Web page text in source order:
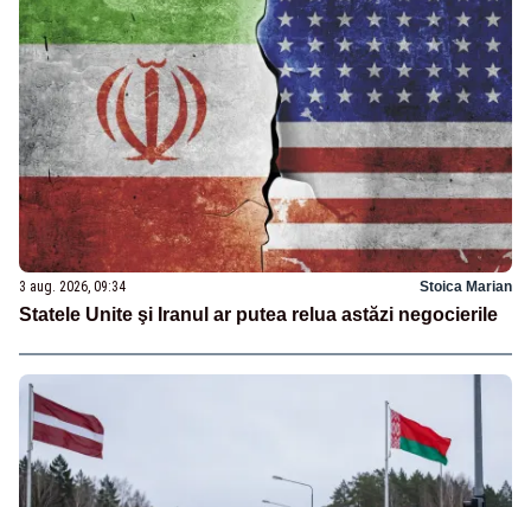
3 aug. 2026, 09:34 Stoica Marian
Statele Unite şi Iranul ar putea relua astăzi negocierile